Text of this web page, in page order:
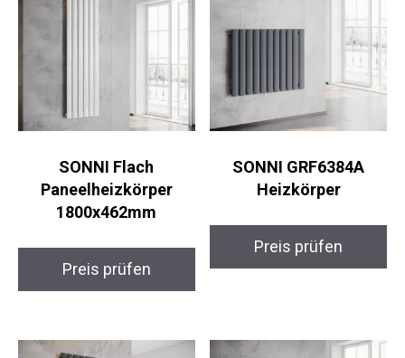
SONNI Flach
Paneelheizkörper
1800x462mm
Preis prüfen
SONNI GRF6384A
Heizkörper
Preis prüfen